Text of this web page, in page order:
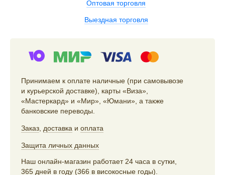
Оптовая торговля
Выездная торговля
Принимаем к оплате наличные (при самовывозе
и курьерской доставке), карты «Виза»,
«Мастеркард» и «Мир», «Юмани», а также
банковские переводы.
Заказ доставка и оплата
Защита личных данных
Наш онлайн-магазин работает 24 часа в сутки,
365 дней в году (366 в високосные годы).